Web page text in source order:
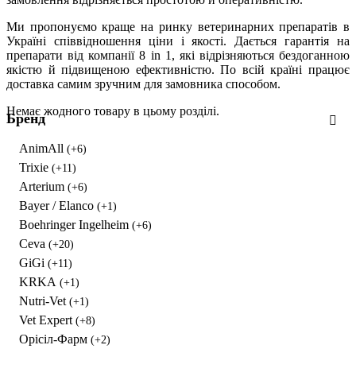
Ми пропонуємо краще на ринку ветеринарних препаратів в
Україні співвідношення ціни і якості. Дається гарантія на
препарати від компанії 8 in 1, які відрізняються бездоганною
якістю й підвищеною ефективністю. По всій країні працює
доставка самим зручним для замовника способом.
Немає жодного товару в цьому розділі.
Бренд
AnimAll (+6)
Trixie (+11)
Arterium (+6)
Bayer / Elanco (+1)
Boehringer Ingelheim (+6)
Ceva (+20)
GiGi (+11)
KRKA (+1)
Nutri-Vet (+1)
Vet Expert (+8)
Орісіл-Фарм (+2)